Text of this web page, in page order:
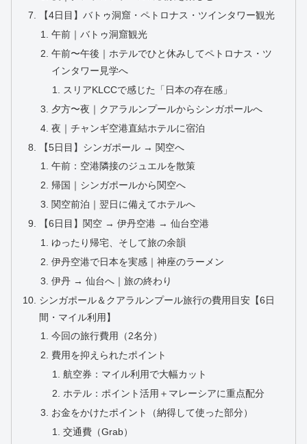
【4日目】バトゥ洞窟・ペトロナス・ツインタワー観光
午前｜バトゥ洞窟観光
午前〜午後｜ホテルでひと休みしてペトロナス・ツ
インタワー見学へ
スリアKLCCで感じた「日本の存在感」
夕方〜夜｜クアラルンプールからシンガポールへ
夜｜チャンギ空港直結ホテルに宿泊
【5日目】シンガポール → 関空へ
午前：空港隣接のジュエルを散策
帰国｜シンガポールから関空へ
関空前泊｜翌日に備えてホテルへ
【6日目】関空 → 伊丹空港 → 仙台空港
ゆったり帰宅、そして旅の余韻
伊丹空港で日本を実感｜神座のラーメン
伊丹 → 仙台へ｜旅の終わり
シンガポール＆クアラルンプール旅行の費用目安【6日
間・マイル利用】
今回の旅行費用（2名分）
費用を抑えられたポイント
航空券：マイル利用で大幅カット
ホテル：ポイント活用＋マレーシアに重点配分
お金をかけたポイント（納得して使った部分）
交通費（Grab）